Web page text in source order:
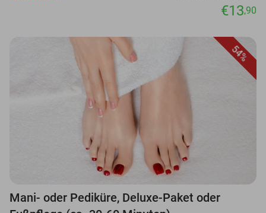
€13,90
54%
Mani- oder Pediküre, Deluxe-Paket oder